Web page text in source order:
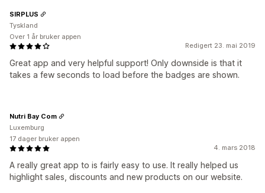
Redigert 23. mai 2019
Great app and very helpful support! Only downside is that it
takes a few seconds to load before the badges are shown.
SIRPLUS
Tyskland
Over 1 år bruker appen
4. mars 2018
A really great app to is fairly easy to use. It really helped us
highlight sales, discounts and new products on our website.
Nutri Bay Com
Luxemburg
17 dager bruker appen